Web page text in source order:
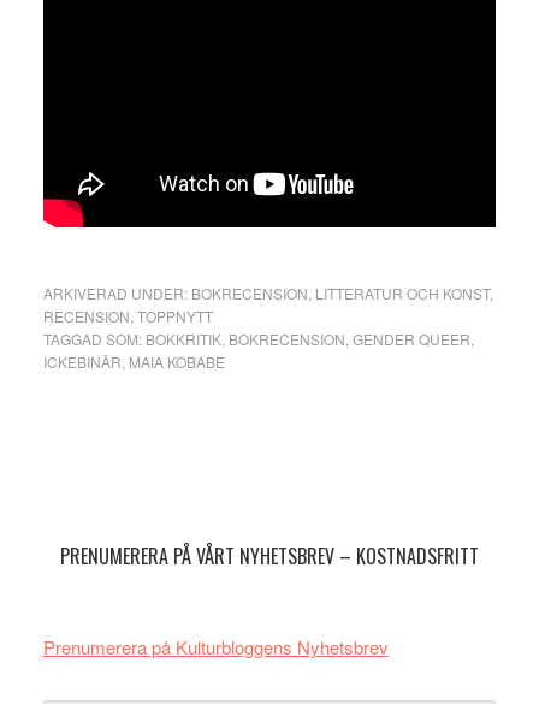
ARKIVERAD UNDER: BOKRECENSION LITTERATUR OCH KONST,
RECENSION TOPPNYTT
TAGGAD SOM: BOKKRITIK, BOKRECENSION GENDER QUEER
ICKEBINÄR MAIA KOBABE
PRENUMERERA PÅ VÅRT NYHETSBREV – KOSTNADSFRITT
Prenumerera på Kulturbloggens Nyhetsbrev